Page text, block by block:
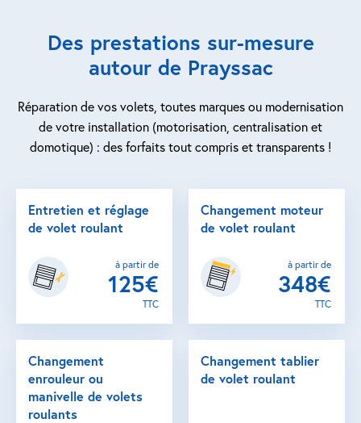
Prestations ad-hoc
QUI SOMMES-NOUS ?
Des prestations sur-mesure
autour de Prayssac
Réparation de vos volets, toutes marques ou modernisation
de votre installation (motorisation, centralisation et
domotique) : des forfaits tout compris et transparents !
Entretien et réglage
de volet roulant
à partir de
125€
TTC
Changement moteur
de volet roulant
à partir de
348€
TTC
Changement
enrouleur ou
manivelle de volets
roulants
Changement tablier
de volet roulant